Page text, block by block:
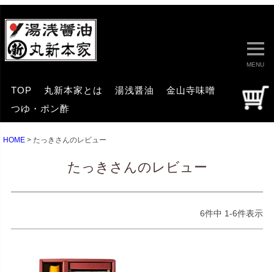
MENU
TOP 丸新本家とは 湯浅醤油
金山寺味噌
つゆ・ポン酢
HOME たっきさんのレビュー
たっきさんのレビュー
6件中 1-6件表示